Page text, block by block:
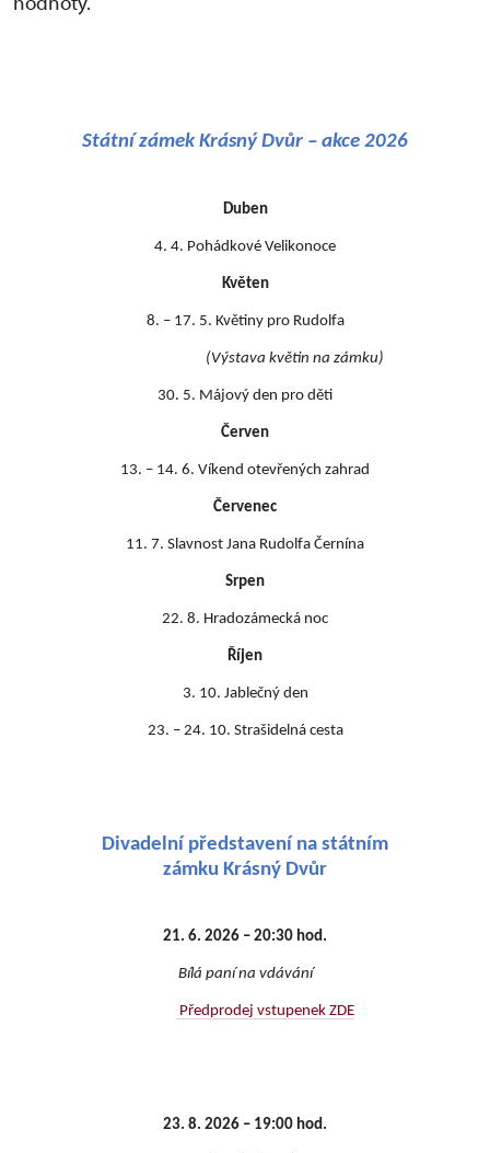
Státní zámek Krásný Dvůr – akce 2026
Duben
4. 4. Pohádkové Velikonoce
Květen
8. – 17. 5. Květiny pro Rudolfa
(Výstava květin na zámku)
30. 5. Májový den pro děti
Červen
13. – 14. 6. Víkend otevřených zahrad
Červenec
11. 7. Slavnost Jana Rudolfa Černína
Srpen
22. 8. Hradozámecká noc
Říjen
3. 10. Jablečný den
23. – 24. 10. Strašidelná cesta
Divadelní představení na státním
zámku Krásný Dvůr
21. 6. 2026 – 20:30 hod.
Bílá paní na vdávání
Předprodej vstupenek ZDE
23. 8. 2026 – 19:00 hod.